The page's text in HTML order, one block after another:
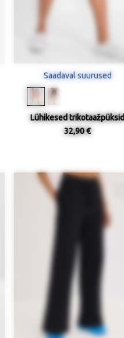
Saadaval suurused
Lühikesed trikotaažpüksid
32,90 €